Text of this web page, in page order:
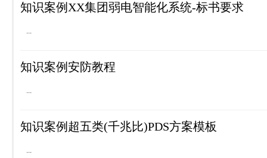
知识案例XX集团弱电智能化系统-标书要求
...
知识案例安防教程
...
知识案例超五类(千兆比)PDS方案模板
...